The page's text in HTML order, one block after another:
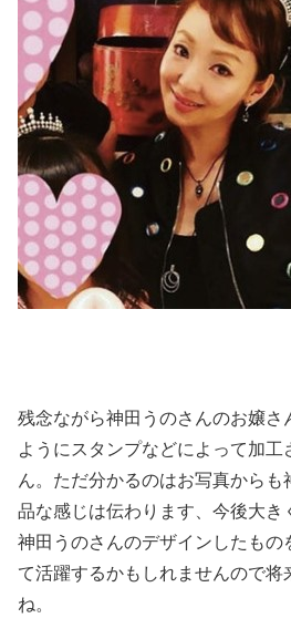
残念ながら神田うのさんのお嬢さ
ようにスタンプなどによって加
ん。ただ分かるのはお写真からも
品な感じは伝わります、今後大き
神田うのさんのデザインしたもの
て活躍するかもしれませんので将
ね。